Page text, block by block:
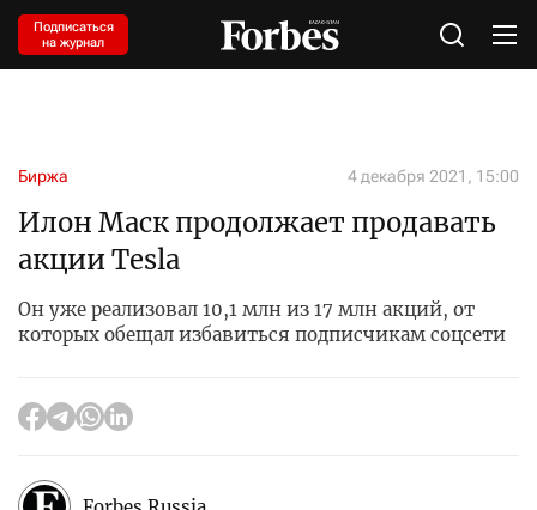
Подписаться
на журнал
Биржа 4 декабря 2021, 15:00
Илон Маск продолжает продавать
акции Tesla
Он уже реализовал 10,1 млн из 17 млн акций, от
которых обещал избавиться подписчикам соцсети